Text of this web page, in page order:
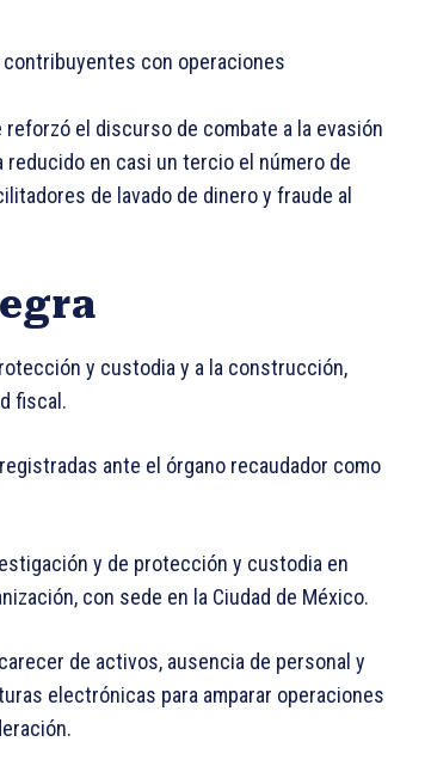
con operaciones
el discurso de combate a la evasión
en casi un tercio el número de
de lavado de dinero y fraude al
y custodia y a la construcción,
fiscal.
ante el órgano recaudador como
y de protección y custodia en
con sede en la Ciudad de México.
de activos, ausencia de personal y
electrónicas para amparar operaciones